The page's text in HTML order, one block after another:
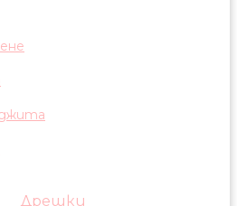
Дрешки